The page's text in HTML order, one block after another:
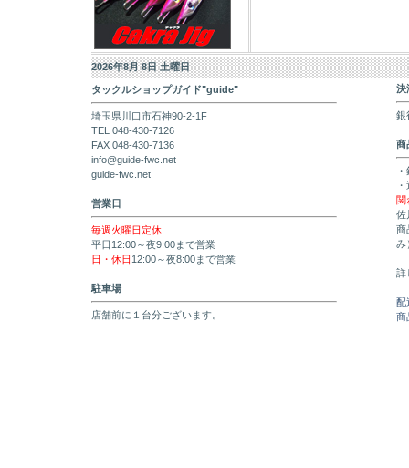
2026年8月 8日 土曜日
タックルショップガイド"guide"
埼玉県川口市石神90-2-1F
TEL 048-430-7126
FAX 048-430-7136
info@guide-fwc.net
guide-fwc.net
営業日
毎週火曜日定休
平日12:00～夜9:00まで営業
日・休日 12:00～夜8:00まで営業
駐車場
店舗前に１台分ございます。
決
銀
商
関
佐
商
み
詳
配
商